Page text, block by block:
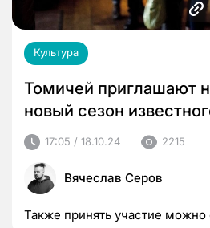
Культура
Томичей приглашают
новый сезон
17:05 / 18.10.24 2215
Вячеслав Серов
Также принять участие можно